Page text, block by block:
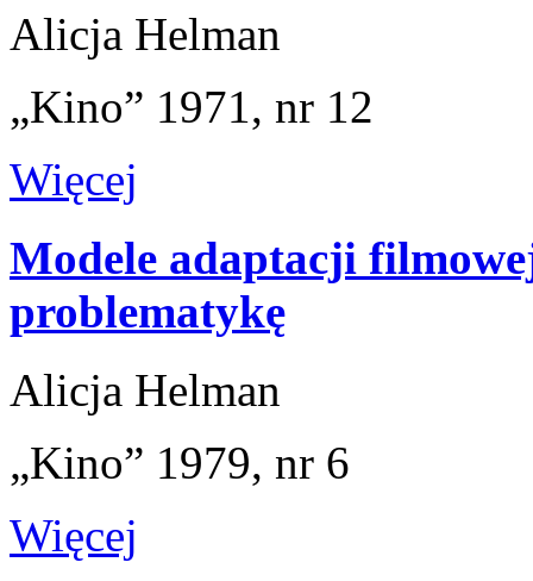
Alicja Helman
„Kino” 1971, nr 12
Więcej
Modele adaptacji
problematykę
Alicja Helman
„Kino” 1979, nr 6
Więcej